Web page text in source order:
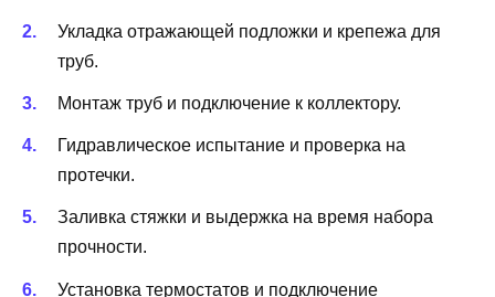
Укладка отражающей подложки и крепежа для
труб.
Монтаж труб и подключение к коллектору.
Гидравлическое испытание и проверка на
протечки.
Заливка стяжки и выдержка на время набора
прочности.
Установка термостатов и подключение